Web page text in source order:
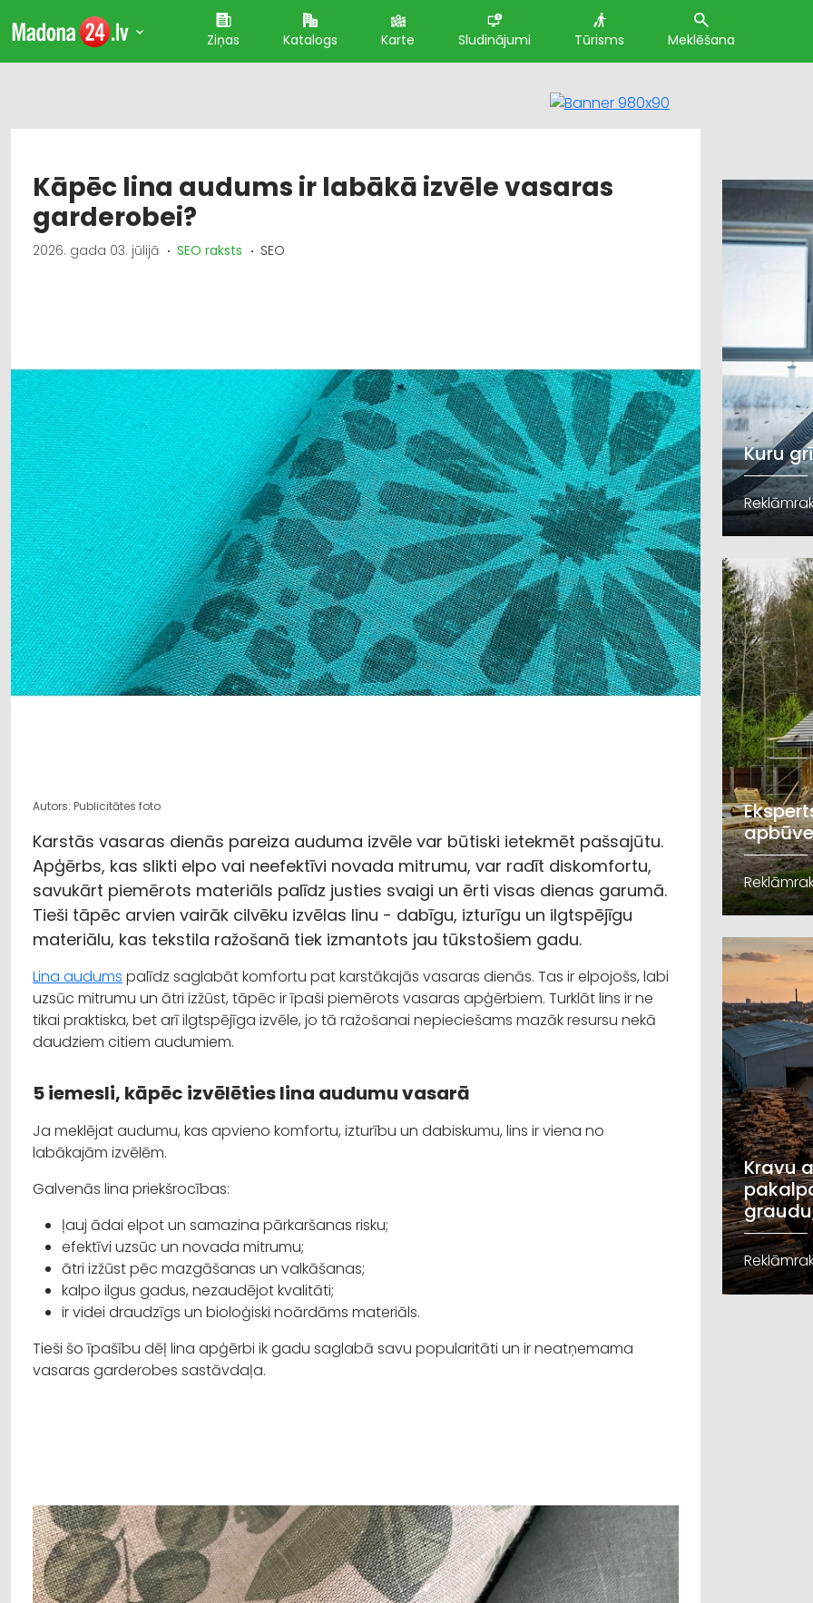
Ziņas Katalogs Karte Sludinājumi Tūrisms Meklēšana
Kāpēc lina audums ir labākā izvēle vasaras
garderobei?
2026. gada 03. jūlijā SEO raksts SEO
Autors: Publicitātes foto
Karstās vasaras dienās pareiza auduma izvēle var būtiski ietekmēt pašsajūtu.
Apģērbs, kas slikti elpo vai neefektīvi novada mitrumu, var radīt diskomfortu,
savukārt piemērots materiāls palīdz justies svaigi un ērti visas dienas garumā.
Tieši tāpēc arvien vairāk cilvēku izvēlas linu - dabīgu, izturīgu un ilgtspējīgu
materiālu, kas tekstila ražošanā tiek izmantots jau tūkstošiem gadu.
Lina audums palīdz saglabāt komfortu pat karstākajās vasaras dienās. Tas ir elpojošs, labi
uzsūc mitrumu un ātri izžūst, tāpēc ir īpaši piemērots vasaras apģērbiem. Turklāt lins ir ne
tikai praktiska, bet arī ilgtspējīga izvēle, jo tā ražošanai nepieciešams mazāk resursu nekā
daudziem citiem audumiem.
5 iemesli, kāpēc izvēlēties lina audumu vasarā
Ja meklējat audumu, kas apvieno komfortu, izturību un dabiskumu, lins ir viena no
labākajām izvēlēm.
Galvenās lina priekšrocības:
ļauj ādai elpot un samazina pārkaršanas risku;
efektīvi uzsūc un novada mitrumu;
ātri izžūst pēc mazgāšanas un valkāšanas;
kalpo ilgus gadus, nezaudējot kvalitāti;
ir videi draudzīgs un bioloģiski noārdāms materiāls.
Tieši šo īpašību dēļ lina apģērbi ik gadu saglabā savu popularitāti un ir neatņemama
vasaras garderobes sastāvdaļa.
Kuru
Kravu